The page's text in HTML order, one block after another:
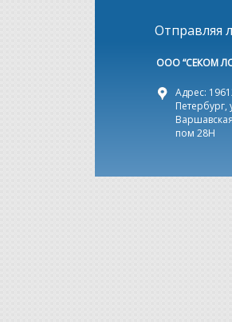
Отправляя
ООО “СЕКОМ
Адрес:
Петербург,
пом 28Н